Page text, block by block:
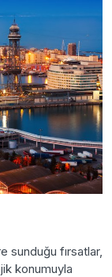
sunduğu fırsatlar,
konumuyla